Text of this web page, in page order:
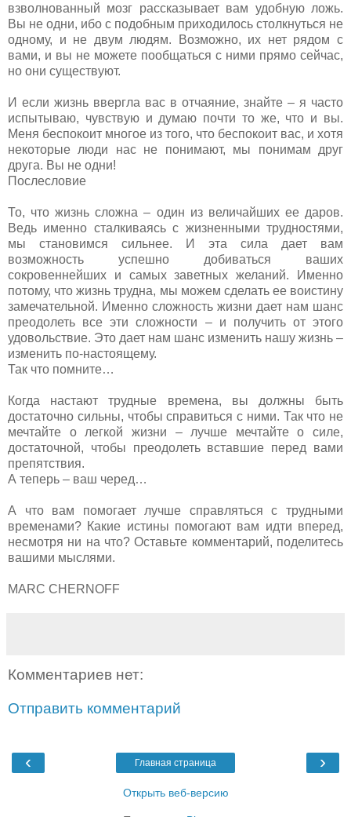
взволнованный мозг рассказывает вам удобную ложь.
Вы не одни, ибо с подобным приходилось столкнуться не
одному, и не двум людям. Возможно, их нет рядом с
вами, и вы не можете пообщаться с ними прямо сейчас,
но они существуют.
И если жизнь ввергла вас в отчаяние, знайте – я часто
испытываю, чувствую и думаю почти то же, что и вы.
Меня беспокоит многое из того, что беспокоит вас, и хотя
некоторые люди нас не понимают, мы понимам друг
друга. Вы не одни!
Послесловие
То, что жизнь сложна – один из величайших ее даров.
Ведь именно сталкиваясь с жизненными трудностями,
мы становимся сильнее. И эта сила дает вам
возможность успешно добиваться ваших
сокровеннейших и самых заветных желаний. Именно
потому, что жизнь трудна, мы можем сделать ее воистину
замечательной. Именно сложность жизни дает нам шанс
преодолеть все эти сложности – и получить от этого
удовольствие. Это дает нам шанс изменить нашу жизнь –
изменить по-настоящему.
Так что помните…
Когда настают трудные времена, вы должны быть
достаточно сильны, чтобы справиться с ними. Так что не
мечтайте о легкой жизни – лучше мечтайте о силе,
достаточной, чтобы преодолеть вставшие перед вами
препятствия.
А теперь – ваш черед…
А что вам помогает лучше справляться с трудными
временами? Какие истины помогают вам идти вперед,
несмотря ни на что? Оставьте комментарий, поделитесь
вашими мыслями.
MARC CHERNOFF
Комментариев нет:
Отправить комментарий
‹ ›
Главная страница
Открыть веб-версию